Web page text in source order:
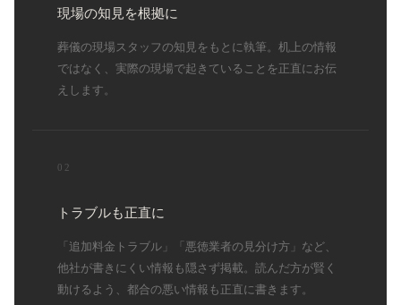
現場の知見を根拠に
葬儀の現場スタッフの知見をもとに執筆。机上の情報
ではなく、実際の現場で起きていることを正直にお伝
えします。
02
トラブルも正直に
「追加料金トラブル」「悪徳業者の見分け方」など、
他社が書きにくい情報も隠さず掲載。読んだ方が賢く
動けるよう、都合の悪い情報も正直に書きます。